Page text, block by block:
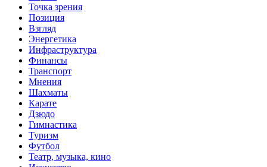
Точка зрения
Позиция
Взгляд
Энергетика
Инфраструктура
Финансы
Транспорт
Мнения
Шахматы
Карате
Дзюдо
Гимнастика
Туризм
Футбол
Театр, музыка, кино